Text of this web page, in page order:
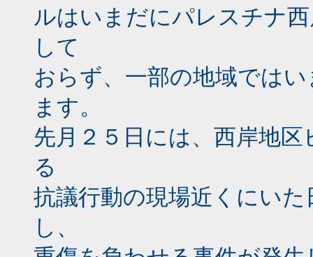
ルはいまだにパレスチナ
して
おらず、一部の地域では
ます。
先月２５日には、西岸地
る
抗議行動の現場近くにい
し、